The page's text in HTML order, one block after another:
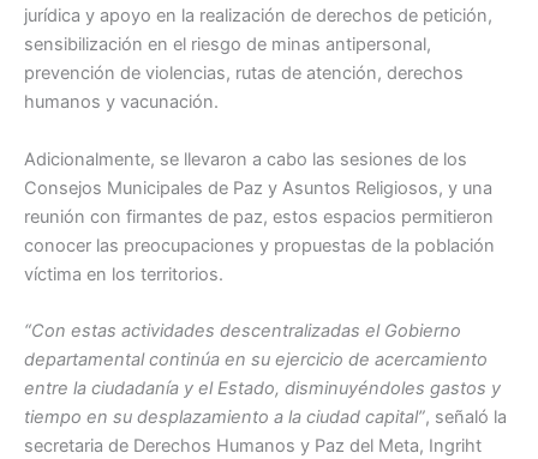
jurídica y apoyo en la realización de derechos de petición,
sensibilización en el riesgo de minas antipersonal,
prevención de violencias, rutas de atención, derechos
humanos y vacunación.
Adicionalmente, se llevaron a cabo las sesiones de los
Consejos Municipales de Paz y Asuntos Religiosos, y una
reunión con firmantes de paz, estos espacios permitieron
conocer las preocupaciones y propuestas de la población
víctima en los territorios.
“Con estas actividades descentralizadas el Gobierno
departamental continúa en su ejercicio de acercamiento
entre la ciudadanía y el Estado, disminuyéndoles gastos y
tiempo en su desplazamiento a la ciudad capital”, señaló la
secretaria de Derechos Humanos y Paz del Meta, Ingriht